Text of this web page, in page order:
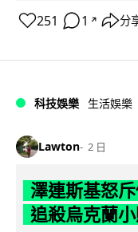
251 1 ↗ 分
科技娛樂 生活娛樂
Lawton 2 日
澤連斯基怒
追殺烏克蘭